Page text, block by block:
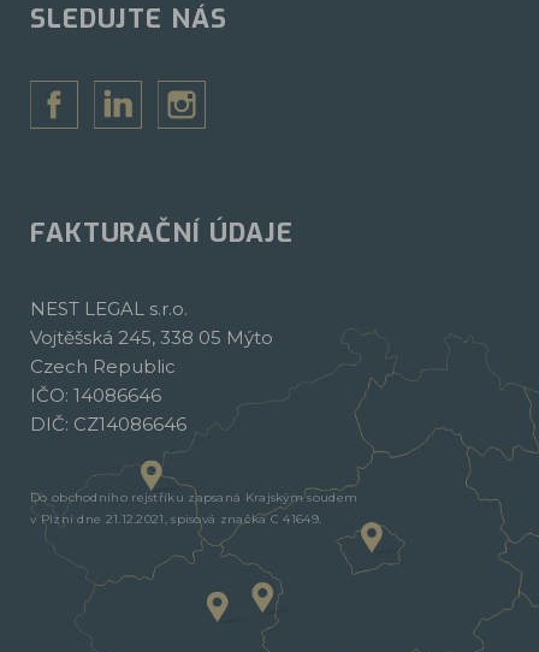
SLEDUJTE NÁS
FAKTURAČNÍ ÚDAJE
NEST LEGAL s.r.o.
Vojtěšská 245, 338 05 Mýto
Czech Republic
IČO: 14086646
DIČ: CZ14086646
Do obchodního rejstříku zapsaná Krajským soudem
v Plzni dne 21.12.2021, spisová značka C 41649.